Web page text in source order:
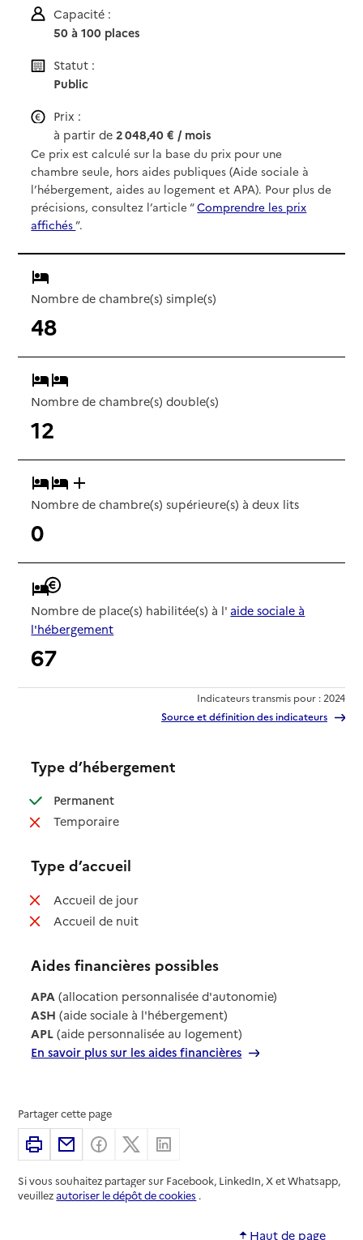
Capacité :
50 à 100 places
Statut :
Public
Prix :
à partir de2 048,40 € / mois
Ce prix est calculé sur la base du prix pour une
chambre seule, hors aides publiques (Aide sociale à
l’hébergement, aides au logement et APA). Pour plus de
précisions, consultez l’article “Comprendre les prix
affichés”.
Nombre de chambre(s) simple(s)
48
Nombre de chambre(s) double(s)
12
Nombre de chambre(s) supérieure(s) à deux lits
0
Nombre de place(s) habilitée(s) à l' aide sociale à
l'hébergement
67
Indicateurs transmis pour : 2024
Source et définition des indicateurs
Type d’hébergement
Permanent: disponible
Temporaire: non disponible
Type d’accueil
Accueil de jour: non disponible
Accueil de nuit: non disponible
Aides financières possibles
APA (allocation personnalisée d'autonomie)
ASH (aide sociale à l'hébergement)
APL (aide personnalisée au logement)
En savoir plus sur les aides financières
Partager cette page
ImprimerPartager par email
Partager sur Facebook
Partager sur X
Si vous souhaitez partager sur Facebook, LinkedIn, X et Whatsapp,
veuillezautoriser le dépôt de cookies .
Haut de page